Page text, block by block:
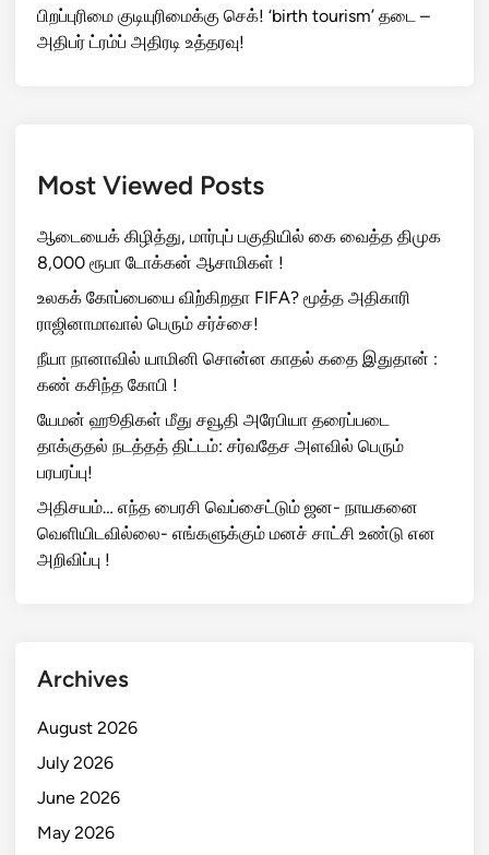
பிறப்புரிமை குடியுரிமைக்கு செக்! ‘birth tourism’ தடை –
அதிபர் ட்ரம்ப் அதிரடி உத்தரவு!
Most Viewed Posts
ஆடையைக் கிழித்து, மார்புப் பகுதியில் கை வைத்த திமுக
8,000 ரூபா டோக்கன் ஆசாமிகள் !
உலகக் கோப்பையை விற்கிறதா FIFA? மூத்த அதிகாரி
ராஜினாமாவால் பெரும் சர்ச்சை!
நீயா நானாவில் யாமினி சொன்ன காதல் கதை இதுதான் :
கண் கசிந்த கோபி !
யேமன் ஹூதிகள் மீது சவூதி அரேபியா தரைப்படை
தாக்குதல் நடத்தத் திட்டம்: சர்வதேச அளவில் பெரும்
பரபரப்பு!
அதிசயம்… எந்த பைரசி வெப்சைட்டும் ஜன- நாயகனை
வெளியிடவில்லை- எங்களுக்கும் மனச் சாட்சி உண்டு என
அறிவிப்பு !
Archives
August 2026
July 2026
June 2026
May 2026